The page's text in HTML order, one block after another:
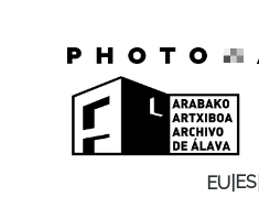
EU ES